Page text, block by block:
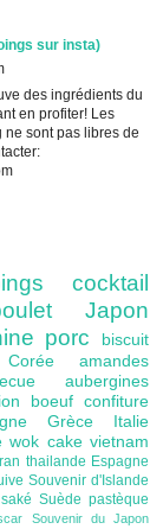
sur insta)
des ingrédients du
en profiter! Les
ne sont pas libres de
cocktail
Japon
porc
biscuit
Corée amandes
aubergines
boeuf confiture
Grèce Italie
wok cakevietnam
thailande Espagne
Souvenir d'Islande
saké Suède pastèque
Souvenir du Japon